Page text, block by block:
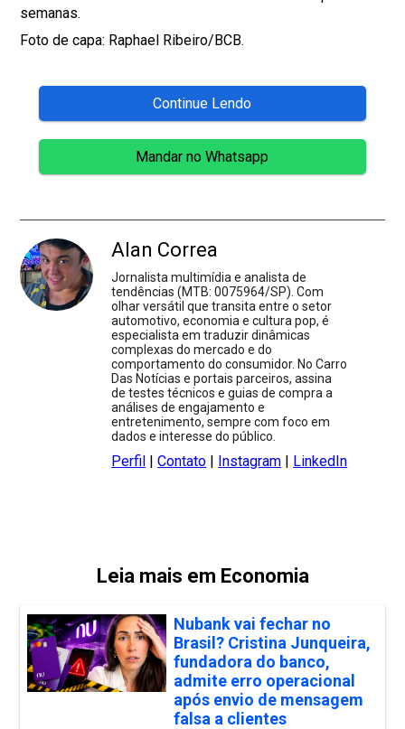
semanas.
Foto de capa: Raphael Ribeiro/BCB.
Continue Lendo
Mandar no Whatsapp
Alan Correa
Jornalista multimídia e analista de
tendências (MTB: 0075964/SP). Com
olhar versátil que transita entre o setor
automotivo, economia e cultura pop, é
especialista em traduzir dinâmicas
complexas do mercado e do
comportamento do consumidor. No Carro
Das Notícias e portais parceiros, assina
de testes técnicos e guias de compra a
análises de engajamento e
entretenimento, sempre com foco em
dados e interesse do público.
Perfil |Contato | Instagram | LinkedIn
Leia mais em Economia
Nubank vai fechar no
Brasil? Cristina Junqueira,
fundadora do banco,
admite erro operacional
após envio de mensagem
falsa a clientes